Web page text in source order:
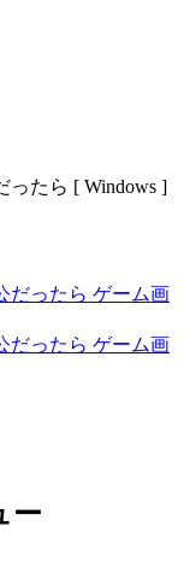
ったら [ Windows ]
ー